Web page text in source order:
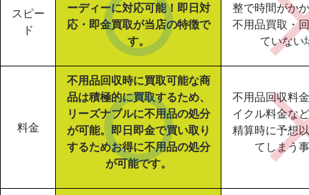
スピー
ド
ーディーに対応可能！即日対
応・即金買取が当店の特徴で
す。
整で時間がか
不用品買取・
ていない
料金
不用品回収時に買取可能な商
品は積極的に買取するため、
リーズナブルに不用品の処分
が可能。即日即金で買い取り
するためお得に不用品の処分
が可能です。
不用品回収料
イクル料金な
精算時に予想
てしまう